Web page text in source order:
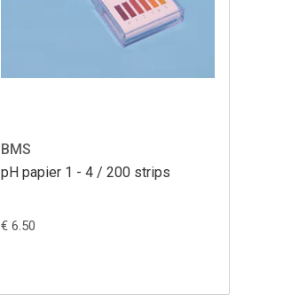
BMS
pH papier 1 - 4 / 200 strips
€ 6.50